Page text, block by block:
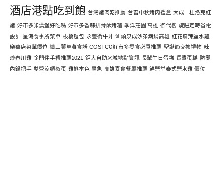
酒店港點吃到飽 台灣豬肉乾推薦 台畜中秋烤肉禮盒 大成 杜洛克紅
豬 好市多米漢堡好吃嗎 好市多香蒜排骨酥烤箱 季洋莊園 高雄 御代櫻 旋鈕定時省電
設計 星海食事所菜單 板橋麵包 永豐街牛丼 汕頭泉成沙茶潮鍋高雄 紅花麻辣鹽水雞
樂華店菜單價位 纖三薯草莓食譜 COSTCO好市多零食必買推薦 聖誕節交換禮物 辣
炒春川雞 金門伴手禮推薦2021 鉅大自助冰城地點資訊 長輩生日蛋糕 長輩蛋糕 防燙
內鍋把手 雙營涼麵蒸蛋 雞排本色 墨魚 高雄素食餐廳推薦 鮮鹽堂泰式鹽水雞 價位